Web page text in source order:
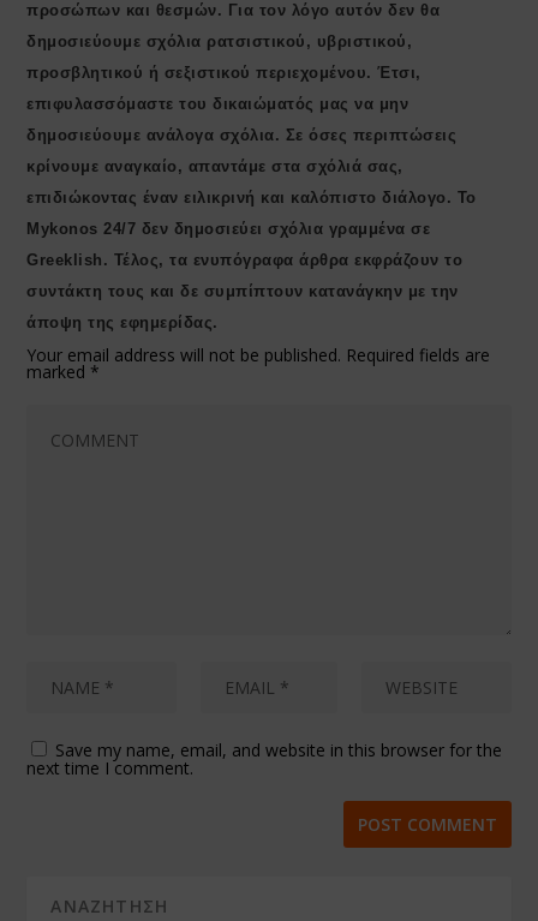
προσώπων και θεσμών. Για τον λόγο αυτόν δεν θα
δημοσιεύουμε σχόλια ρατσιστικού, υβριστικού,
προσβλητικού ή σεξιστικού περιεχομένου. Έτσι,
επιφυλασσόμαστε του δικαιώματός μας να μην
δημοσιεύουμε ανάλογα σχόλια. Σε όσες περιπτώσεις
κρίνουμε αναγκαίο, απαντάμε στα σχόλιά σας,
επιδιώκοντας έναν ειλικρινή και καλόπιστο διάλογο. Το
Μykonos 24/7 δεν δημοσιεύει σχόλια γραμμένα σε
Greeklish. Τέλος, τα ενυπόγραφα άρθρα εκφράζουν το
συντάκτη τους και δε συμπίπτουν κατανάγκην με την
άποψη της εφημερίδας.
Your email address will not be published. Required fields are
marked *
Save my name, email, and website in this browser for the
next time I comment.